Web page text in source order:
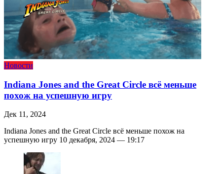
Новости
Indiana Jones and the Great Circle всё меньше
похож на успешную игру
Дек 11, 2024
Indiana Jones and the Great Circle всё меньше похож на
успешную игру 10 декабря, 2024 — 19:17